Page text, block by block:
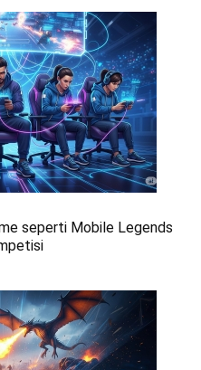
seperti Mobile Legends